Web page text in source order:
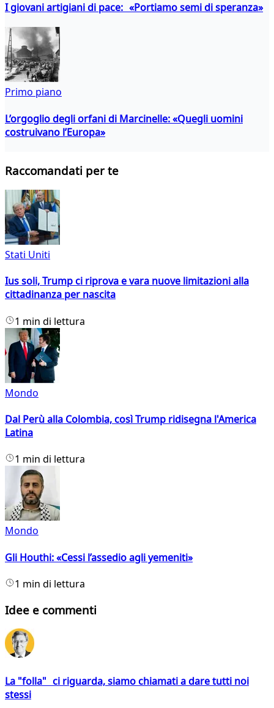
I giovani artigiani di pace: «Portiamo semi di speranza»
Primo piano
L’orgoglio degli orfani di Marcinelle: «Quegli uomini
costruivano l’Europa»
Raccomandati per te
Stati Uniti
Ius soli, Trump ci riprova e vara nuove limitazioni alla
cittadinanza per nascita
1 min di lettura
Mondo
Dal Perù alla Colombia, così Trump ridisegna l'America
Latina
1 min di lettura
Mondo
Gli Houthi: «Cessi l’assedio agli yemeniti»
1 min di lettura
Idee e commenti
La "folla" ci riguarda, siamo chiamati a dare tutti noi
stessi